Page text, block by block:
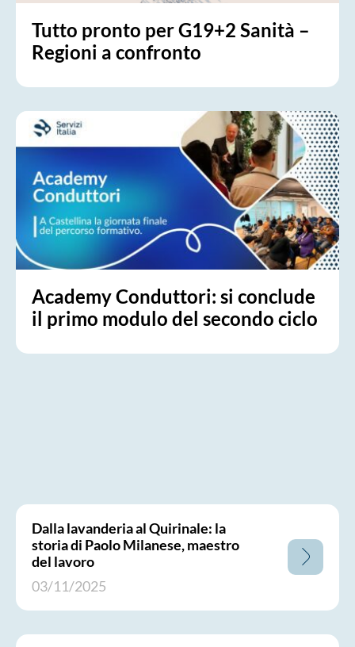
Tutto pronto per G19+2 Sanità –
Regioni a confronto
Academy Conduttori: si conclude
il primo modulo del secondo ciclo
Dalla lavanderia al Quirinale: la
storia di Paolo Milanese, maestro
del lavoro
03/11/2025